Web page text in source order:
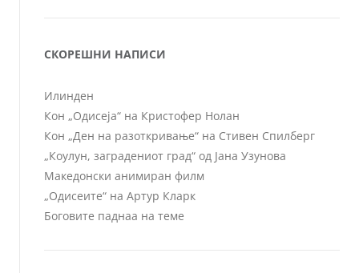
СКОРЕШНИ НАПИСИ
Илинден
Кон „Одисеја“ на Кристофер Нолан
Кон „Ден на разоткривање“ на Стивен Спилберг
„Коулун, заградениот град“ од Јана Узунова
Македонски анимиран филм
„Одисеите“ на Артур Кларк
Боговите паднаа на теме